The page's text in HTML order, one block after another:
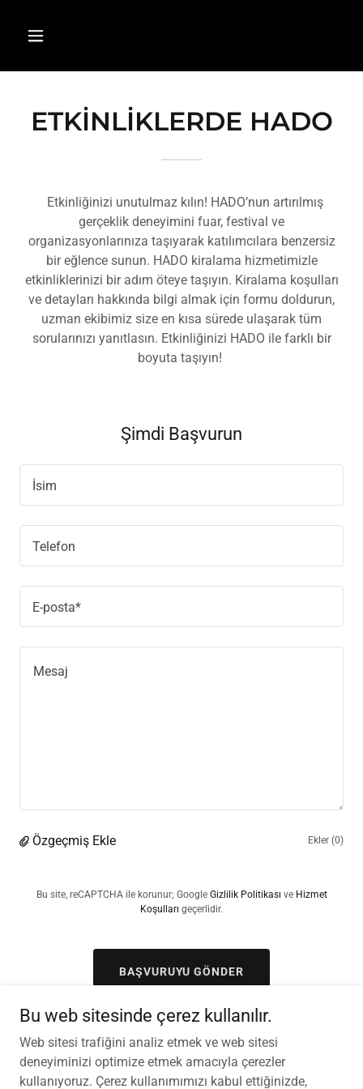
ETKİNLİKLERDE HADO
Etkinliğinizi unutulmaz kılın! HADO’nun artırılmış
gerçeklik deneyimini fuar, festival ve
organizasyonlarınıza taşıyarak katılımcılara benzersiz
bir eğlence sunun. HADO kiralama hizmetimizle
etkinliklerinizi bir adım öteye taşıyın. Kiralama koşulları
ve detayları hakkında bilgi almak için formu doldurun,
uzman ekibimiz size en kısa sürede ulaşarak tüm
sorularınızı yanıtlasın. Etkinliğinizi HADO ile farklı bir
boyuta taşıyın!
Şimdi Başvurun
İsim
Telefon
E-posta*
Özgeçmiş Ekle Ekler (0)
Bu site, reCAPTCHA ile korunur; Google Gizlilik Politikası ve Hizmet
Koşulları geçerlidir.
BAŞVURUYU GÖNDER
Telif Hakkı © 2026 hadoturkiye.com - Tüm Hakları Saklıdır.
Bu web sitesinde çerez kullanılır.
Web sitesi trafiğini analiz etmek ve web sitesi
deneyiminizi optimize etmek amacıyla çerezler
kullanıyoruz. Çerez kullanımımızı kabul ettiğinizde,